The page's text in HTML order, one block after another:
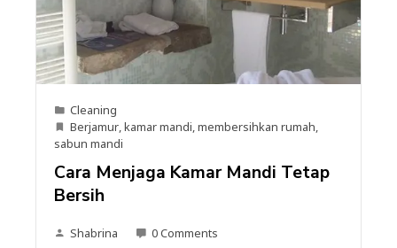
Cleaning
Berjamur,kamar mandi,membersihkan rumah,
sabun mandi
Cara Menjaga Kamar Mandi Tetap
Bersih
Shabrina 0 Comments